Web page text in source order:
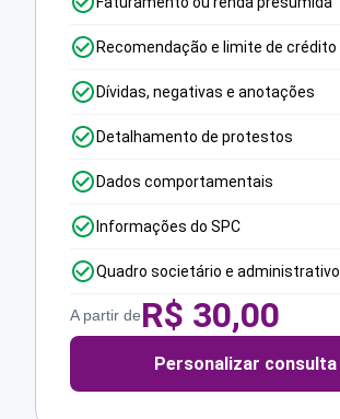
Recomendação e limite de crédito
Dívidas, negativas e anotações
Detalhamento de protestos
Dados comportamentais
Informações do SPC
Quadro societário e administrativo
A partir deR$ 30,00
Personalizar consulta